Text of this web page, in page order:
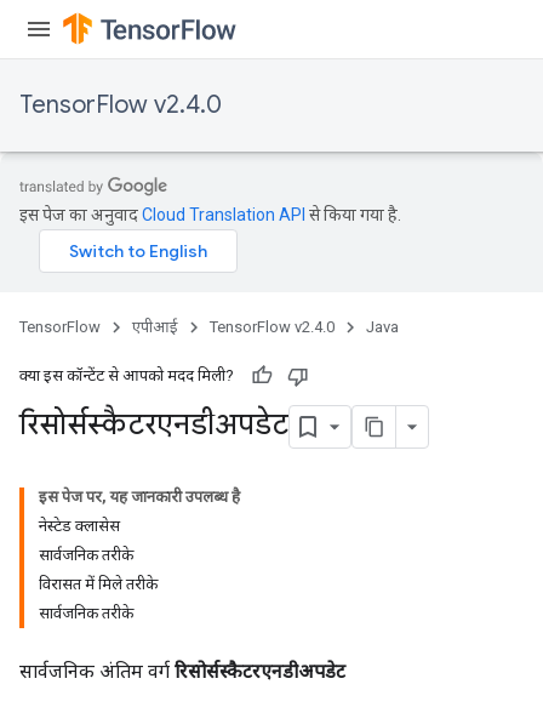
TensorFlow v2.4.0
इस पेज का अनुवादCloud Translation API से किया गया है.
TensorFlow एपीआई TensorFlow v2.4.0 Java
क्या इस कॉन्टेंट से आपको मदद मिली?
रिसोर्सस्कैटरएनडीअपडेट
इस पेज पर, यह जानकारी उपलब्ध है
नेस्टेड क्लासेस
सार्वजनिक तरीके
विरासत में मिले तरीके
सार्वजनिक तरीके
सार्वजनिक अंतिम वर्ग रिसोर्सस्कैटरएनडीअपडेट